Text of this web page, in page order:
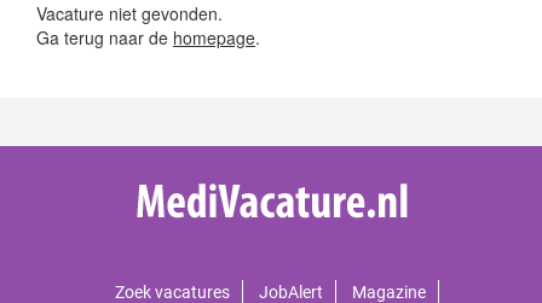
Vacature niet gevonden.
Ga terug naar de homepage.
Zoek vacatures JobAlert
Magazine